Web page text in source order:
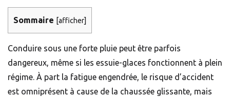
Sommaire [afficher]
Conduire sous une forte pluie peut être parfois
dangereux, même si les essuie-glaces fonctionnent à plein
régime. À part la fatigue engendrée, le risque d’accident
est omniprésent à cause de la chaussée glissante, mais